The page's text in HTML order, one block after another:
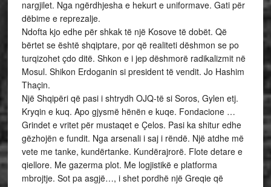
nargjilet. Nga ngërdhjesha e hekurt e uniformave. Gati për
dëbime e reprezalje.
Ndofta kjo edhe për shkak të një Kosove të dobët. Që
bërtet se është shqiptare, por që realiteti dëshmon se po
turqizohet çdo ditë. Shkon e i jep dëshmorë radikalizmit në
Mosul. Shikon Erdoganin si president të vendit. Jo Hashim
Thaçin.
Një Shqipëri që pasi i shtrydh OJQ-të si Soros, Gylen etj.
Kryqin e kuq. Apo gjysmë hënën e kuqe. Fondacione …
Grindet e vritet për mustaqet e Çelos. Pasi ka shitur edhe
gëzhojën e fundit. Nga arsenali i saj i rëndë. Një atdhe më
vete me tanke, kundërtanke. Kundërajrorë. Flote detare e
qiellore. Me gazerma plot. Me logjistikë e platforma
mbrojtje. Sot pa asgjë…, i shet pordhë një Greqie që